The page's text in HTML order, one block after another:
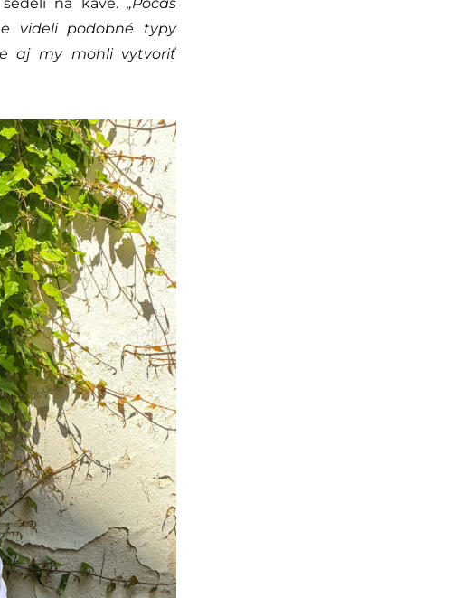
videli podobné typy
aj my mohli vytvoriť